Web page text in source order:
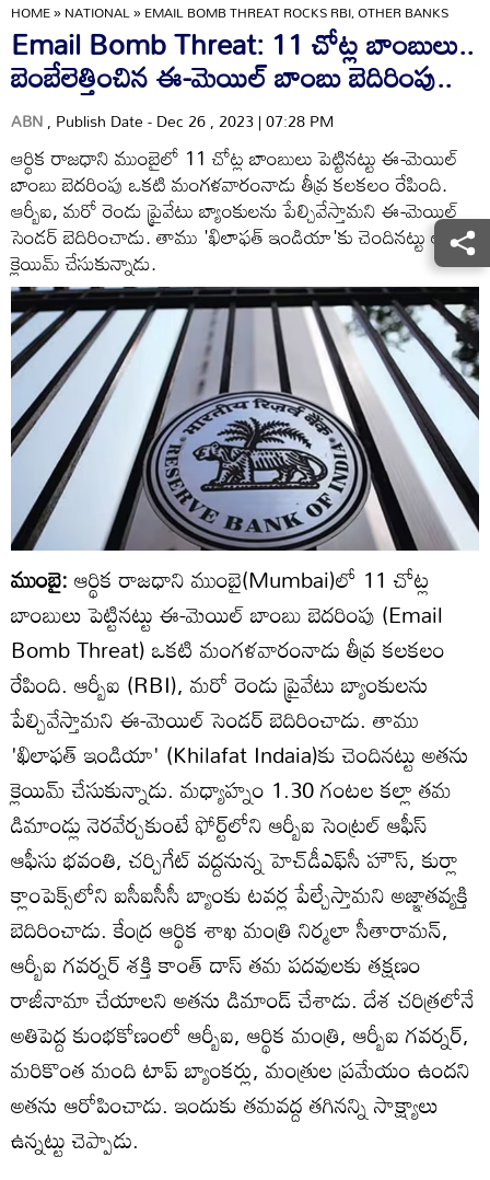
HOME»NATIONAL»EMAIL BOMB THREAT ROCKS RBI, OTHER BANKS
Email Bomb Threat: 11 చోట్ల బాంబులు..
బెంబేలెత్తించిన ఈ-మెయిల్ బాంబు బెదిరింపు..
ABN, Publish Date - Dec 26 , 2023 | 07:28 PM
ఆర్థిక రాజధాని ముంబైలో 11 చోట్ల బాంబులు పెట్టినట్టు ఈ-మెయిల్
బాంబు బెదరింపు ఒకటి మంగళవారంనాడు తీవ్ర కలకలం రేపింది.
ఆర్బీఐ, మరో రెండు ప్రైవేటు బ్యాంకులను పేల్చివేస్తామని ఈ-మెయిల్
సెండర్ బెదిరించాడు. తాము 'ఖిలాఫత్ ఇండియా'కు చెందినట్టు అతను
క్లెయిమ్ చేసుకున్నాడు.
ముంబై:ఆర్థిక రాజధాని ముంబై(Mumbai)లో 11 చోట్ల
బాంబులు పెట్టినట్టు ఈ-మెయిల్ బాంబు బెదరింపు (Email
Bomb Threat) ఒకటి మంగళవారంనాడు తీవ్ర కలకలం
రేపింది. ఆర్బీఐ (RBI), మరో రెండు ప్రైవేటు బ్యాంకులను
పేల్చివేస్తామని ఈ-మెయిల్ సెండర్ బెదిరించాడు. తాము
'ఖిలాఫత్ ఇండియా' (Khilafat Indaia)కు చెందినట్టు అతను
క్లెయిమ్ చేసుకున్నాడు. మధ్యాహ్నం 1.30 గంటల కల్లా తమ
డిమాండ్లు నెరవేర్చకుంటే ఫోర్ట్‌లోని ఆర్బీఐ సెంట్రల్ ఆఫీస్
ఆఫీసు భవంతి, చర్చిగేట్ వద్దనున్న హెచ్‌డీఎఫ్‌సీ హౌస్, కుర్లా
క్లాంపెక్స్‌లోని ఐసీఐసీసీ బ్యాంకు టవర్ల పేల్చేస్తామని అజ్ఞాతవ్యక్తి
బెదిరించాడు. కేంద్ర ఆర్థిక శాఖ మంత్రి నిర్మలా సీతారామన్,
ఆర్బీఐ గవర్నర్ శక్తి కాంత్ దాస్ తమ పదవులకు తక్షణం
రాజీనామా చేయాలని అతను డిమాండ్ చేశాడు. దేశ చరిత్రలోనే
అతిపెద్ద కుంభకోణంలో ఆర్బీఐ, ఆర్థిక మంత్రి, ఆర్బీఐ గవర్నర్,
మరికొంత మంది టాప్ బ్యాంకర్లు, మంత్రుల ప్రమేయం ఉందని
అతను ఆరోపించాడు. ఇందుకు తమవద్ద తగినన్ని సాక్ష్యాలు
ఉన్నట్టు చెప్పాడు.